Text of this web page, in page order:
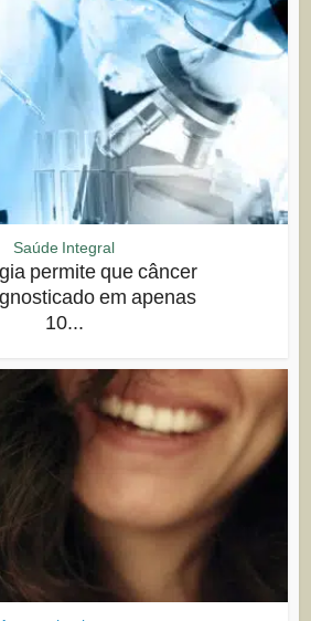
Saúde Integral
permite que câncer
em apenas
10...